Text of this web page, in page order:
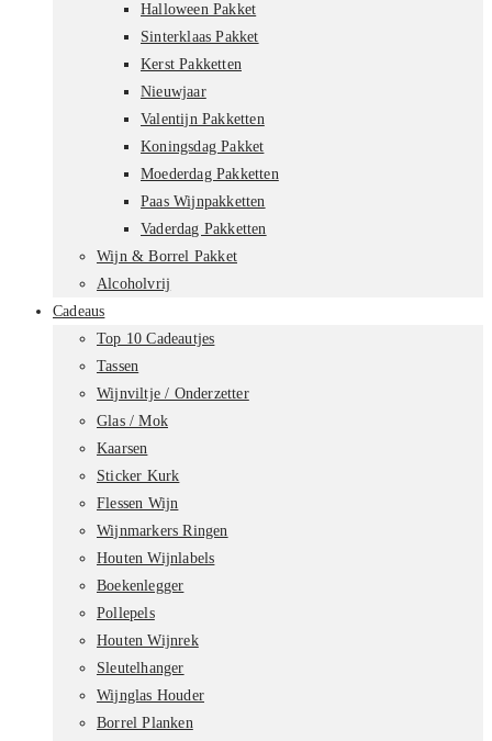
Halloween Pakket
Sinterklaas Pakket
Kerst Pakketten
Nieuwjaar
Valentijn Pakketten
Koningsdag Pakket
Moederdag Pakketten
Paas Wijnpakketten
Vaderdag Pakketten
Wijn & Borrel Pakket
Alcoholvrij
Cadeaus
Top 10 Cadeautjes
Tassen
Wijnviltje / Onderzetter
Glas / Mok
Kaarsen
Sticker Kurk
Flessen Wijn
Wijnmarkers Ringen
Houten Wijnlabels
Boekenlegger
Pollepels
Houten Wijnrek
Sleutelhanger
Wijnglas Houder
Borrel Planken